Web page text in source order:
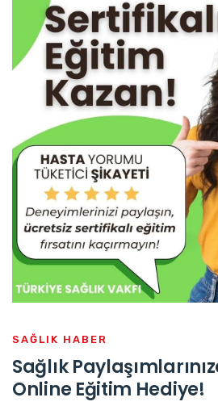
SAĞLIK HABER
Sağlık
Online Eğitim Hediye!